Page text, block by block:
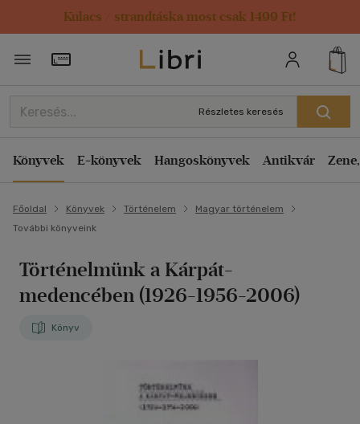
Kulacs / strandtáska most csak 1499 Ft!
Törzsvásárlói Kártya adatai
Részletes keresés
Könyvek E-könyvek Hangoskönyvek Antikvár
Főoldal Könyvek Történelem
Magyar történelem
További könyveink
Történelmünk a Kárpát-
medencében (1926-1956-2006)
Könyv